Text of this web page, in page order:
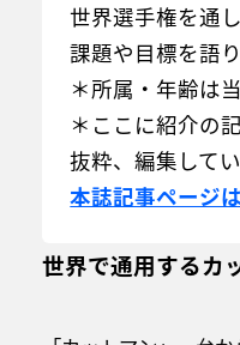
世界選手権を通
課題や目標を語り
＊所属・年齢は
＊ここに紹介の
抜粋、編集して
本誌記事ページ
世界で通用するカ